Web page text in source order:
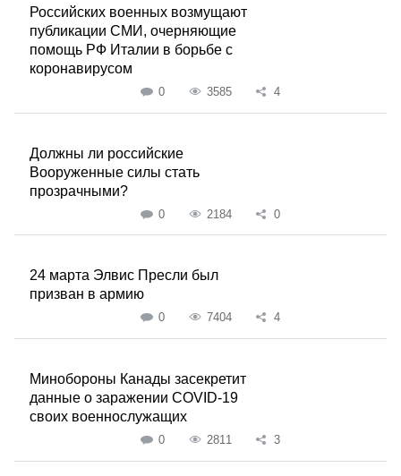
Российских военных возмущают
публикации СМИ, очерняющие
помощь РФ Италии в борьбе с
коронавирусом
0 3585 4
Должны ли российские
Вооруженные силы стать
прозрачными?
0 2184 0
24 марта Элвис Пресли был
призван в армию
0 7404 4
Минобороны Канады засекретит
данные о заражении COVID-19
своих военнослужащих
0 2811 3